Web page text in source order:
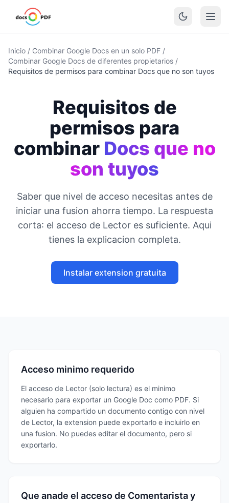
Inicio / Combinar Google Docs en un solo PDF /
Combinar Google Docs de diferentes propietarios /
Requisitos de permisos para combinar Docs que no son tuyos
Requisitos de
permisos para
combinar Docs que no
son tuyos
Saber que nivel de acceso necesitas antes de
iniciar una fusion ahorra tiempo. La respuesta
corta: el acceso de Lector es suficiente. Aqui
tienes la explicacion completa.
Instalar extension gratuita
Acceso minimo requerido
El acceso de Lector (solo lectura) es el minimo
necesario para exportar un Google Doc como PDF. Si
alguien ha compartido un documento contigo con nivel
de Lector, la extension puede exportarlo e incluirlo en
una fusion. No puedes editar el documento, pero si
exportarlo.
Que anade el acceso de Comentarista y